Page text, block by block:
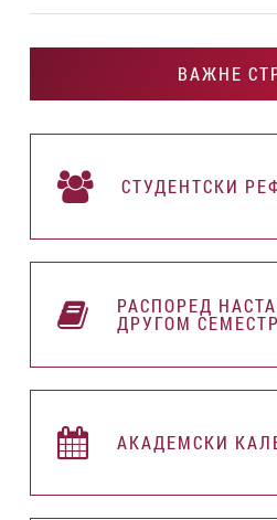
ВАЖНЕ
СТУДЕНТСКИ
РАСПОРЕД
ДРУГОМ
АКАДЕМСКИ